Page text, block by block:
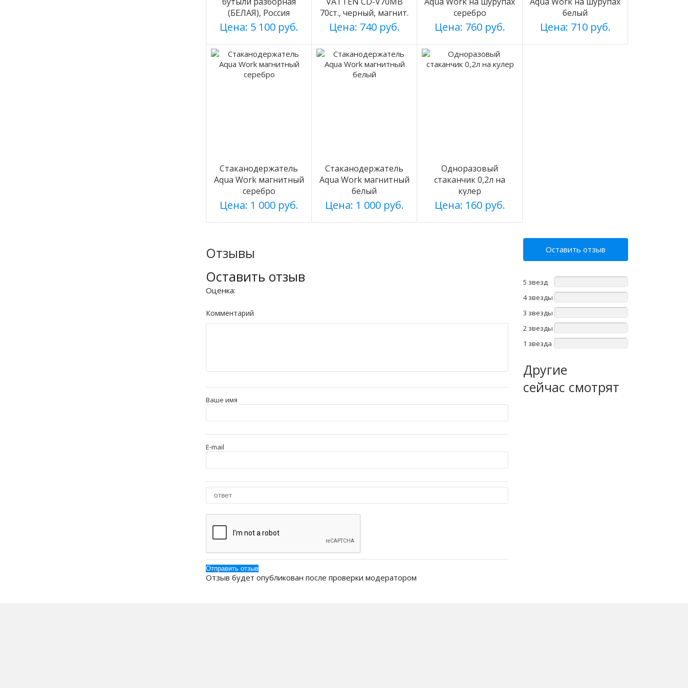
(БЕЛАЯ), Россия
Цена: 5 100 руб.
70ст., черный, магнит.
Цена: 740 руб.
серебро
Цена: 760 руб.
белый
Цена: 710 руб.
Стаканодержатель
Aqua Work магнитный
серебро
Цена: 1 000 руб.
Стаканодержатель
Aqua Work магнитный
белый
Цена: 1 000 руб.
Одноразовый
стаканчик 0,2л на
кулер
Цена: 160 руб.
Отзывы
Оставить отзыв
Оценка:
Комментарий
Ваше имя
E-mail
Отзыв будет опубликован после проверки модератором
Оставить отзыв
5 звезд
4 звезды
3 звезды
2 звезды
1 звезда
Другие
сейчас смотрят